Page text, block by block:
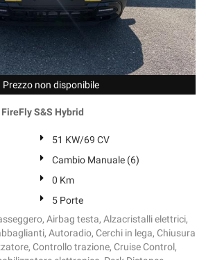
Prezzo non disponibile
S&S Hybrid
51 KW/69 CV
Cambio Manuale (6)
0 Km
5 Porte
Airbag testa, Alzacristalli elettrici,
Autoradio, Cerchi in lega, Chiusura
Controllo trazione, Cruise Control,